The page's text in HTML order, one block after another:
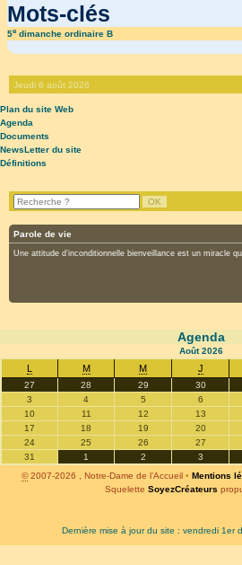
Mots-clés
5edimanche ordinaire B
Jeudi 6 août 2026
Plan du site Web
Agenda
Documents
NewsLetter du site
Définitions
Parole de vie
Une attitude d’inconditionnelle bienveillance est un miracle
Agenda
Août2026
M M J
27 28 29 30
3
4 5 6
10
11 12 13
17
18 19 20
24
25 26 27
31
1 2 3
©2007-2026 , Notre-Dame de l’Accueil • Mentions
Squelette SoyezCréateurs
Dernière mise à jour du site : vendredi 1er